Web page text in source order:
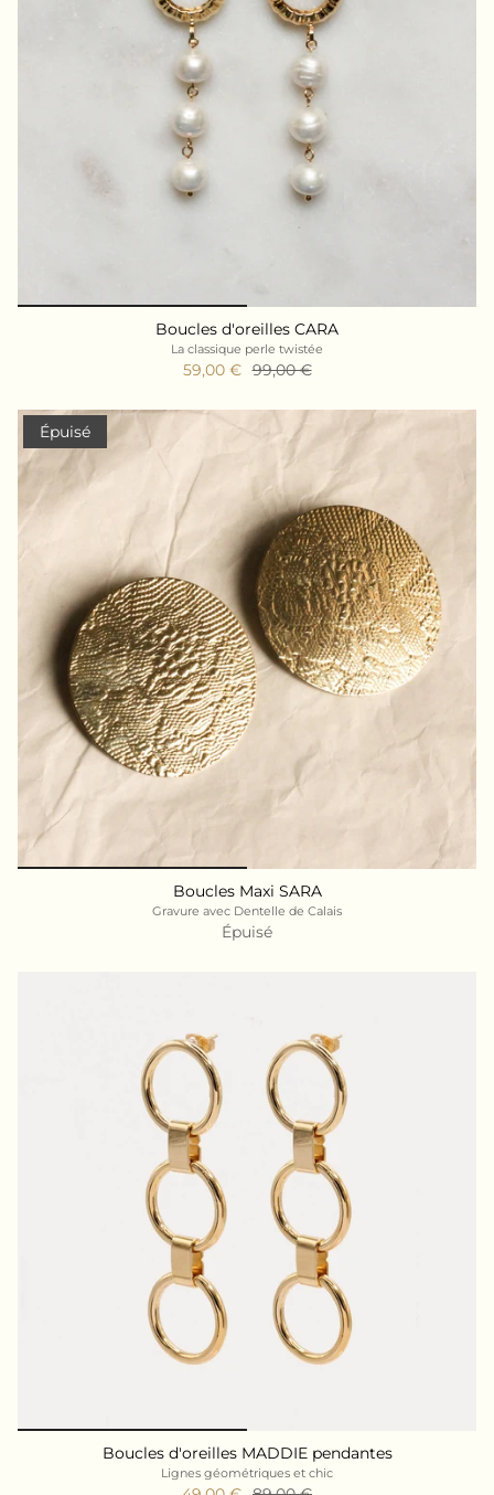
Boucles d'oreilles CARA
La classique perle twistée
59,00 € 99,00 €
Épuisé
Boucles Maxi SARA
Gravure avec Dentelle de Calais
Épuisé
Boucles d'oreilles MADDIE pendantes
Lignes géométriques et chic